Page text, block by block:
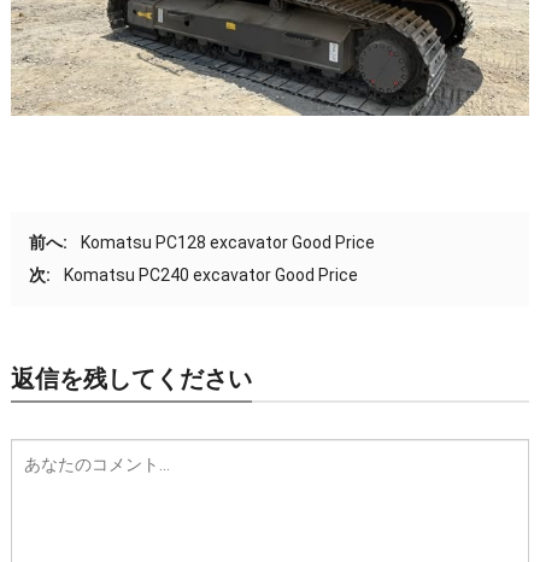
前へ:
Komatsu PC128 excavator Good Price
次:
Komatsu PC240 excavator Good Price
返信を残してください